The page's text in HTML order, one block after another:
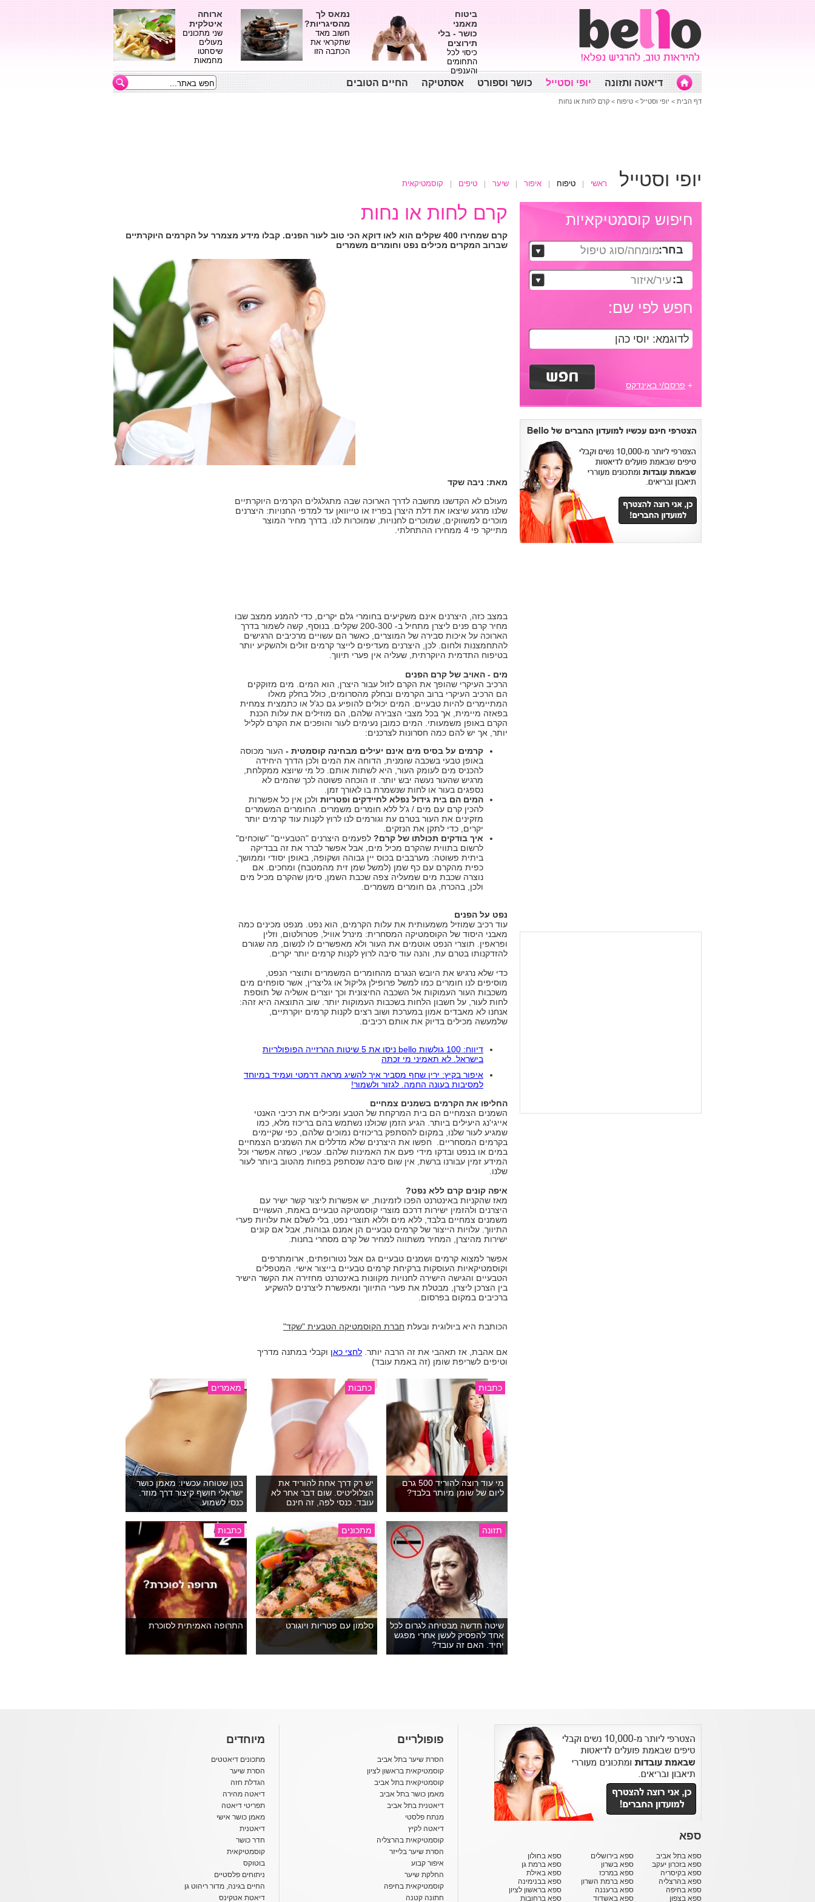
ביטוח
מאמני
כושר - בלי
תירוצים
כיסוי לכל
התחומים
והענפים
נמאס לך
מהסיגריות?
חשוב מאד
שתקראי את
הכתבה הזו
ארוחה
איטלקית
שני מתכונים
מעולים
שיסחטו
מחמאות
דיאטה ותזונה יופי וסטייל כושר וספורט אסתטיקה החיים הטובים
דף הבית > יופי וסטייל > טיפוח > קרם לחות או נחות
יופי וסטייל ראשי טיפוח איפור שיער טיפים קוסמטיקאית
חיפוש קוסמטיקאיות
בחר:מומחה/סוג טיפול
ב:עיר/איזור
חפש לפי שם:
+ פרסם/י באינדקס
קרם לחות או נחות
קרם שמחירו 400 שקלים הוא לאו דוקא הכי טוב לעור הפנים. קבלו מידע מצמרר על הקרמים היוקרתיים
שברוב המקרים מכילים נפט וחומרים משמרים
מאת: ניבה שקד
מעולם לא הקדשנו מחשבה לדרך הארוכה שבה מתגלגלים הקרמים היוקרתיים
שלנו מרגע שיצאו את דלת היצרן בפריז או טייוואן עד למדפי החנויות: היצרנים
מוכרים למשווקים, שמוכרים לחנויות, שמוכרות לנו. בדרך מחיר המוצר
מתייקר פי 4 ממחירו ההתחלתי.
במצב כזה, היצרנים אינם משקיעים בחומרי גלם יקרים, כדי להמנע ממצב שבו
מחיר קרם פנים ליצרן מתחיל ב- 200-300 שקלים. בנוסף, קשה לשמור בדרך
הארוכה על איכות סבירה של המוצרים, כאשר הם עשויים מרכיבים הרגישים
להתחמצנות ולחום. לכן, היצרנים מעדיפים לייצר קרמים זולים ולהשקיע יותר
בטיפוח התדמית היוקרתית, שעליה אין פערי תיווך.
מים - האויב של קרם הפנים
הרכיב העיקרי שהופך את הקרם לזול עבור היצרן, הוא המים. מים מזוקקים
הם הרכיב העיקרי ברוב הקרמים ובחלק מהסרומים, כולל בחלק מאלו
המתיימרים להיות טבעיים. המים יכולים להופיע גם כג'ל או כתמצית צמחית
בפאזה מיימית, אך בכל מצבי הצבירה שלהם, הם מוזילים את עלות הכנת
הקרם באופן משמעותי. המים כמובן נעימים לעור והופכים את הקרם לקליל
יותר, אך יש להם כמה חסרונות לצרכנים:
קרמים על בסיס מים אינם יעילים מבחינה קוסמטית - העור מכוסה
באופן טבעי בשכבה שומנית, הדוחה את המים ולכן הדרך היחידה
להכניס מים לעומק העור, היא לשתות אותם. כל מי שיוצא ממקלחת,
מרגיש שהעור נעשה יבש יותר. זו הוכחה פשוטה לכך שהמים לא
נספגים בעור או לחות שנשמרת בו לאורך זמן.
המים הם בית גידול נפלא לחיידקים ופטריות ולכן אין כל אפשרות
להכין קרם עם מים / ג'ל ללא חומרים משמרים. החומרים המשמרים
מזקינים את העור בטרם עת וגורמים לנו לרוץ לקנות עוד קרמים יותר
יקרים, כדי לתקן את הנזקים.
איך בודקים תכולתו של קרם? לפעמים היצרנים "הטבעיים" "שוכחים"
לרשום בתווית שהקרם מכיל מים, אבל אפשר לברר את זה בבדיקה
ביתית פשוטה: מערבבים בכוס יין גבוהה ושקופה, באופן יסודי וממושך,
כפית מהקרם עם כף שמן (למשל שמן זית מהמטבח) ומחכים. אם
נוצרה שכבת מים שמעליה צפה שכבת השמן, סימן שהקרם מכיל מים
ולכן, בהכרח, גם חומרים משמרים.
נפט על הפנים
עוד רכיב שמוזיל משמעותית את עלות הקרמים, הוא נפט. מנפט מכינים כמה
מאבני היסוד של הקוסמטיקה המסחרית: מינרל אוויל, פטרולטום, וזלין
ופראפין. תוצרי הנפט אוטמים את העור ולא מאפשרים לו לנשום, מה שגורם
להזדקנותו בטרם עת, והנה עוד סיבה לרוץ לקנות קרמים יותר יקרים.
כדי שלא נרגיש את היובש הנגרם מהחומרים המשמרים ותוצרי הנפט,
מוסיפים לנו חומרים כמו למשל פרופילן גליקול או גליצרין, אשר סופחים מים
משכבות העור העמוקות אל השכבה החיצונית וכך יוצרים אשליה של תוספת
לחות לעור, על חשבון הלחות בשכבות העמוקות יותר. שוב התוצאה היא זהה:
אנחנו לא מאבדים אמון במערכת ושוב רצים לקנות קרמים יוקרתיים,
שלמעשה מכילים בדיוק את אותם רכיבים.
דיווח: 100 גולשות bello ניסו את 5 שיטות ההרזייה הפופולריות
בישראל. לא תאמיני מי זכתה
איפור בקיץ: ירין שחף מסביר איך להשיג מראה דרמטי ועמיד במיוחד
למסיבות בעונה החמה. לגזור ולשמור!
החליפו את הקרמים בשמנים צמחיים
השמנים הצמחיים הם בית המרקחת של הטבע ומכילים את רכיבי האנטי
אייגי'נג היעילים ביותר. הגיע הזמן שכולנו נשתמש בהם בריכוז מלא, כמו
שמגיע לעור שלנו, במקום להסתפק בריכוזים נמוכים שלהם, כפי שקיימים
בקרמים המסחריים. חפשו את היצרנים שלא מדללים את השמנים הצמחיים
במים או בנפט ובדקו מידי פעם את האמינות שלהם. עכשיו, כשזה אפשרי וכל
המידע זמין עבורנו ברשת, אין שום סיבה שנסתפק בפחות מהטוב ביותר לעור
שלנו.
איפה קונים קרם ללא נפט?
מאז שהקניות באינטרנט הפכו לזמינות, יש אפשרות ליצור קשר ישיר עם
היצרנים ולהזמין ישירות דרכם מוצרי קוסמטיקה טבעיים באמת, העשויים
משמנים צמחיים בלבד, ללא מים וללא תוצרי נפט, בלי לשלם את עלויות פערי
התיווך. עלויות הייצור של קרמים טבעיים הן אמנם גבוהות, אבל אם קונים
ישירות מהיצרן, המחיר משתווה למחיר של קרם מסחרי בחנות.
אפשר למצוא קרמים ושמנים טבעיים גם אצל נטורופתים, ארומתרפים
וקוסמטיקאיות העוסקות ברקיחת קרמים טבעיים בייצור אישי. המטפלים
הטבעיים והגישה הישירה לחנויות מקוונות באינטרנט מחזירה את הקשר הישיר
בין הצרכן ליצרן, מבטלת את פערי התיווך ומאפשרת ליצרנים להשקיע
ברכיבים במקום בפרסום.
הכותבת היא ביולוגית ובעלת חברת הקוסמטיקה הטבעית "שקד"
אם אהבת, אז תאהבי את זה הרבה יותר. לחצי כאן וקבלי במתנה מדריך
וטיפים לשריפת שומן (זה באמת עובד)
כתבות
מי עוד רוצה להוריד 500 גרם
ליום של שומן מיותר בלבד?
כתבות
יש רק דרך אחת להוריד את
הצלוליטיס. שום דבר אחר לא
עובד. כנסי לפה, זה חינם
מאמרים
בטן שטוחה עכשיו: מאמן כושר
ישראלי חושף קיצור דרך מוזר.
כנסי לשמוע.
תזונה
שיטה חדשה מבטיחה לגרום לכל
אחד להפסיק לעשן אחרי מפגש
יחיד. האם זה עובד?
מתכונים
סלמון עם פטריות ויוגורט
כתבות
התרופה האמיתית לסוכרת
ספא
ספא בתל אביב
ספא בזכרון יעקב
ספא בקיסריה
ספא בהרצליה
ספא בחיפה
ספא בצפון
ספא בירושלים
ספא בשרון
ספא במרכז
ספא ברמת השרון
ספא ברעננה
ספא באשדוד
ספא בחולון
ספא ברמת גן
ספא באילת
ספא בבנימינה
ספא בראשון לציון
ספא ברחובות
פופולריים
הסרת שיער בתל אביב
קוסמטיקאית בראשון לציון
קוסמטיקאית בתל אביב
מאמן כושר בתל אביב
דיאטנית בתל אביב
מנתח פלסטי
דיאטה לקיץ
קוסמטיקאית בהרצליה
הסרת שיער בלייזר
איפור קבוע
החלקת שיער
קוסמטיקאית בחיפה
חתונה קטנה
מיוחדים
מתכונים דיאטטים
הסרת שיער
הגדלת חזה
דיאטה מהירה
תפריטי דיאטה
מאמן כושר אישי
דיאטנית
חדר כושר
קוסמטיקאית
בוטוקס
ניתוחים פלסטיים
החיים בגינה, מדור ריהוט גן
דיאטת אטקינס